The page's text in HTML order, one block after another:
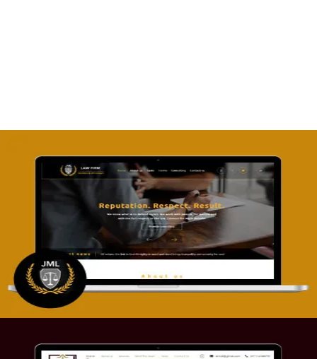
تصميم موقع آل جبار والمزارقة للمحاماة
التفاصيل